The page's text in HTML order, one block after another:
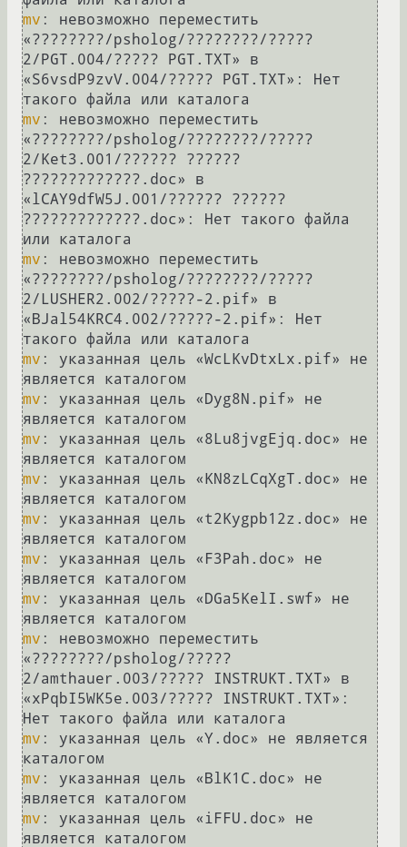
mv : невозможно переместить
«????????/psholog/????????/?????
2/PGT.004/????? PGT.TXT» в
«S6vsdP9zvV.004/????? PGT.TXT»: Нет
mv : невозможно переместить
«????????/psholog/????????/?????
2/Ket3.001/?????? ??????
?????????????.doc» в
«lCAY9dfW5J.001/?????? ??????
?????????????.doc»: Нет такого файла
mv : невозможно переместить
«????????/psholog/????????/?????
2/LUSHER2.002/?????-2.pif» в
«BJal54KRC4.002/?????-2.pif»: Нет
mv : указанная цель «WcLKvDtxLx.pif» не
mv : указанная цель «Dyg8N.pif» не
mv : указанная цель «8Lu8jvgEjq.doc» не
mv : указанная цель «KN8zLCqXgT.doc» не
mv : указанная цель «t2Kygpb12z.doc» не
mv : указанная цель «F3Pah.doc» не
mv : указанная цель «DGa5KelI.swf» не
mv : невозможно переместить
«????????/psholog/?????
2/amthauer.003/????? INSTRUKT.TXT» в
«xPqbI5WK5e.003/????? INSTRUKT.TXT»:
mv : указанная цель «Y.doc» не является
mv : указанная цель «BlK1C.doc» не
mv : указанная цель «iFFU.doc» не